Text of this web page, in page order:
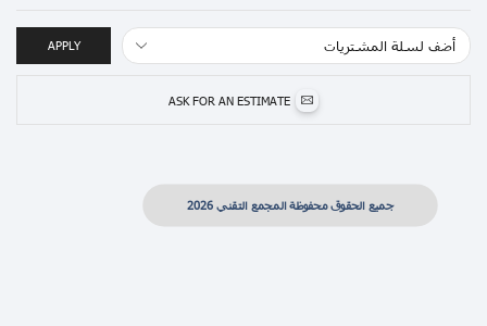
APPLY
ASK FOR AN ESTIMATE
جميع الحقوق محفوظة المجمع التقني 2026